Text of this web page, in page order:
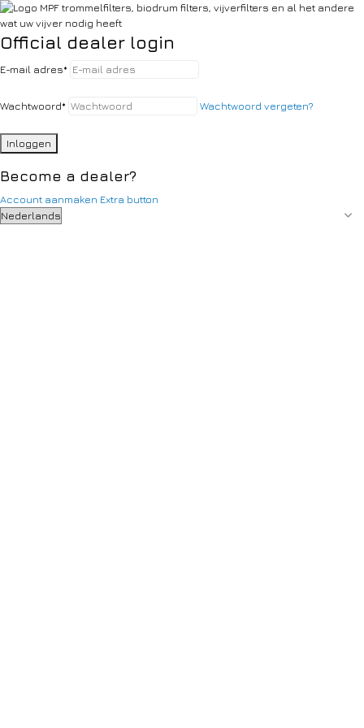
Official dealer login
E-mail adres*
Wachtwoord* Wachtwoord vergeten?
Inloggen
Become a dealer?
Account aanmaken Extra button